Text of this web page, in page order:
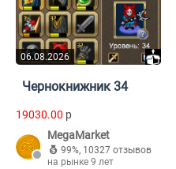
06.08.2026
Чернокнижник 34
19030.00 p
MegaMarket
99%, 10327 отзывов
на рынке 9 лет